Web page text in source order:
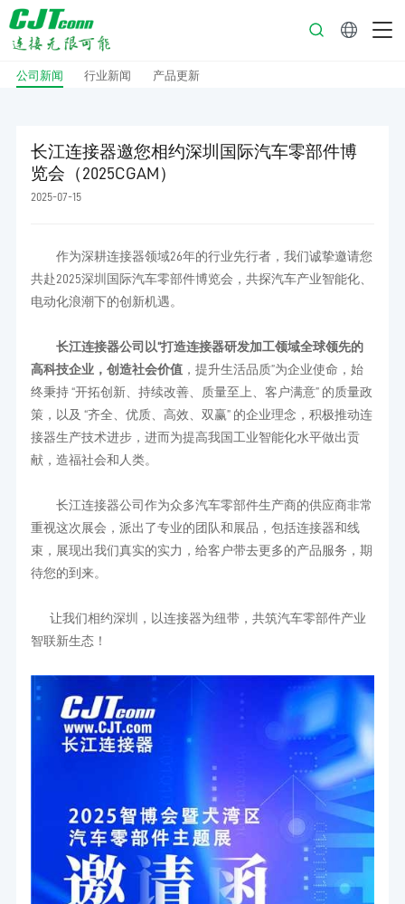
公司新闻 行业新闻 产品更新
长江连接器邀您相约深圳国际汽车零部件博
览会（2025CGAM）
2025-07-15
作为深耕连接器领域26年的行业先行者，我们诚挚邀请您
共赴2025深圳国际汽车零部件博览会，共探汽车产业智能化、
电动化浪潮下的创新机遇。
长江连接器公司以“打造连接器研发加工领域全球领先的
高科技企业，创造社会价值
，提升生活品质”为企业使命，始
终秉持 “开拓创新、持续改善、质量至上、客户满意” 的质量政
策，以及 “齐全、优质、高效、双赢” 的企业理念，积极推动连
接器生产技术进步，进而为提高我国工业智能化水平做出贡
献，造福社会和人类。
长江连接器公司作为众多汽车零部件生产商的供应商非常
重视这次展会，派出了专业的团队和展品，包括连接器和线
束，展现出我们真实的实力，给客户带去更多的产品服务，期
待您的到来。
让我们相约深圳，以连接器为纽带，共筑汽车零部件产业
智联新生态！